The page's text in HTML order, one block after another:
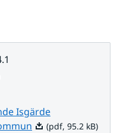
Isgärde
Pdf, 95.2 kB.
(pdf, 95.2 kB)